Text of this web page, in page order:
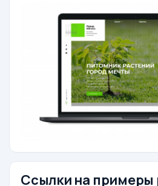
Ссылки на примеры